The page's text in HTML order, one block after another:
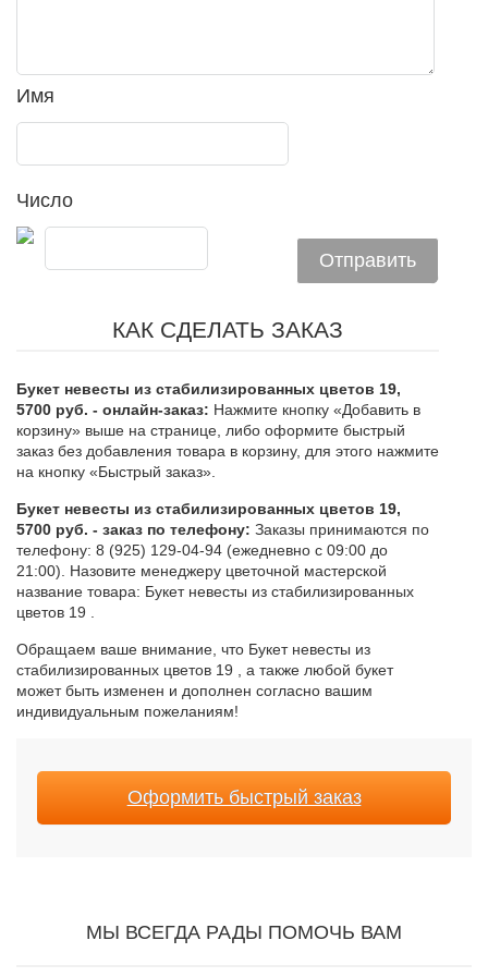
Имя
Число
КАК СДЕЛАТЬ ЗАКАЗ
Букет невесты из стабилизированных цветов 19,
5700 руб. - онлайн-заказ: Нажмите кнопку «Добавить в
корзину» выше на странице, либо оформите быстрый
заказ без добавления товара в корзину, для этого нажмите
на кнопку «Быстрый заказ».
Букет невесты из стабилизированных цветов 19,
5700 руб. - заказ по телефону: Заказы принимаются по
телефону: 8 (925) 129-04-94 (ежедневно с 09:00 до
21:00). Назовите менеджеру цветочной мастерской
название товара: Букет невесты из стабилизированных
цветов 19 .
Обращаем ваше внимание, что Букет невесты из
стабилизированных цветов 19 , а также любой букет
может быть изменен и дополнен согласно вашим
индивидуальным пожеланиям!
Оформить быстрый заказ
МЫ ВСЕГДА РАДЫ ПОМОЧЬ ВАМ